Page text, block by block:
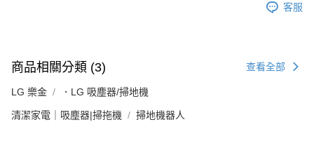
客服
商品相關分類 (3) 查看全部
LG 樂金 ．LG 吸塵器/掃地機
清潔家電｜吸塵器|掃拖機 掃地機器人